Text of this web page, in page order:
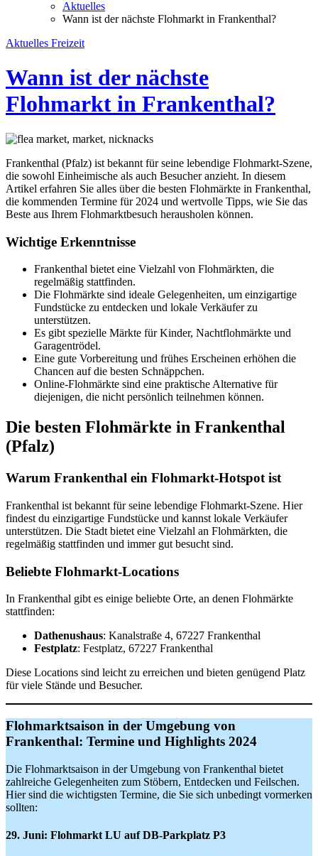
Aktuelles
Wann ist der nächste Flohmarkt in Frankenthal?
Aktuelles Freizeit
Wann ist der nächste
Flohmarkt in Frankenthal?
Frankenthal (Pfalz) ist bekannt für seine lebendige Flohmarkt-Szene,
die sowohl Einheimische als auch Besucher anzieht. In diesem
Artikel erfahren Sie alles über die besten Flohmärkte in Frankenthal,
die kommenden Termine für 2024 und wertvolle Tipps, wie Sie das
Beste aus Ihrem Flohmarktbesuch herausholen können.
Wichtige Erkenntnisse
Frankenthal bietet eine Vielzahl von Flohmärkten, die
regelmäßig stattfinden.
Die Flohmärkte sind ideale Gelegenheiten, um einzigartige
Fundstücke zu entdecken und lokale Verkäufer zu
unterstützen.
Es gibt spezielle Märkte für Kinder, Nachtflohmärkte und
Garagentrödel.
Eine gute Vorbereitung und frühes Erscheinen erhöhen die
Chancen auf die besten Schnäppchen.
Online-Flohmärkte sind eine praktische Alternative für
diejenigen, die nicht persönlich teilnehmen können.
Die besten Flohmärkte in Frankenthal
(Pfalz)
Warum Frankenthal ein Flohmarkt-Hotspot ist
Frankenthal ist bekannt für seine lebendige Flohmarkt-Szene. Hier
findest du einzigartige Fundstücke und kannst lokale Verkäufer
unterstützen. Die Stadt bietet eine Vielzahl an Flohmärkten, die
regelmäßig stattfinden und immer gut besucht sind.
Beliebte Flohmarkt-Locations
In Frankenthal gibt es einige beliebte Orte, an denen Flohmärkte
stattfinden:
Dathenushaus: Kanalstraße 4, 67227 Frankenthal
Festplatz: Festplatz, 67227 Frankenthal
Diese Locations sind leicht zu erreichen und bieten genügend Platz
für viele Stände und Besucher.
Flohmarktsaison in der Umgebung von
Frankenthal: Termine und Highlights 2024
Die Flohmarktsaison in der Umgebung von Frankenthal bietet
zahlreiche Gelegenheiten zum Stöbern, Entdecken und Feilschen.
Hier sind die wichtigsten Termine, die Sie sich unbedingt vormerken
sollten:
29. Juni: Flohmarkt LU auf DB-Parkplatz P3